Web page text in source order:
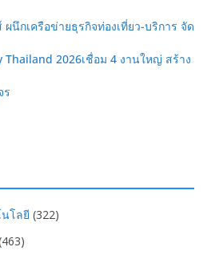
นึกเครือข่ายธุรกิจท่องเที่ยว-บริการ จัด
Thailand 2026เชื่อม 4 งานใหญ่ สร้าง
ร
โลยี (322)